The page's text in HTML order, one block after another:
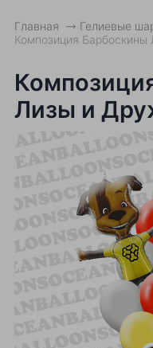
Главная Гелиевые
Композиция
Лизы и